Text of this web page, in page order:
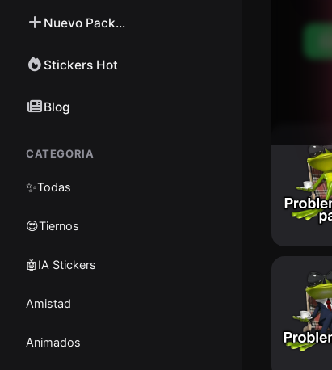
Nuevo Pack...
Stickers Hot
Blog
CATEGORIA
✨Todas
😍Tiernos
🤖IA Stickers
Amistad
Animados